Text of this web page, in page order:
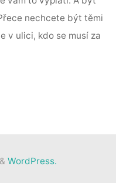
nechcete být těmi
v ulici, kdo se musí za
& WordPress.